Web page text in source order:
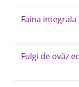
Faina
Fulgi de ovăz